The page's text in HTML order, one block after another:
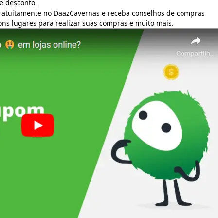
desconto.
no DaazCavernas e receba conselhos de compras
lugares para realizar suas compras e muito mais.